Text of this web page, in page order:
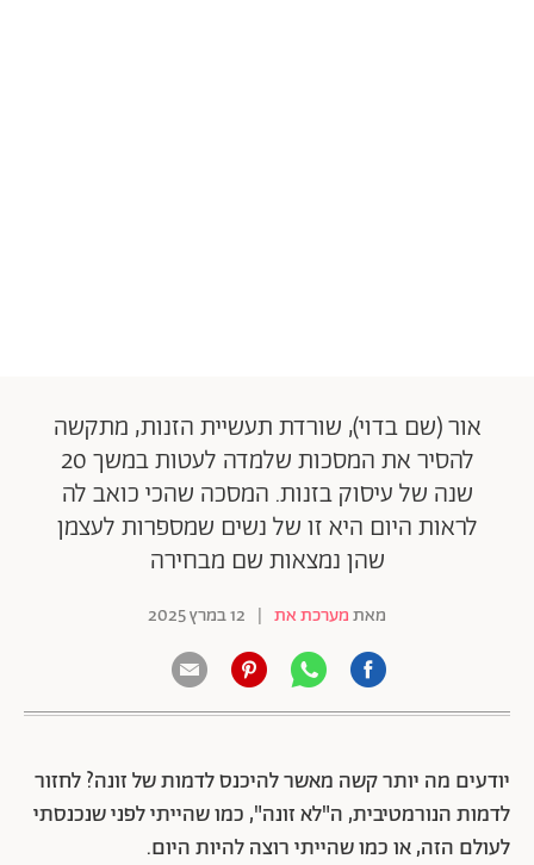
אור (שם בדוי), שורדת תעשיית הזנות, מתקשה
להסיר את המסכות שלמדה לעטות במשך 20
שנה של עיסוק בזנות. המסכה שהכי כואב לה
לראות היום היא זו של נשים שמספרות לעצמן
שהן נמצאות שם מבחירה
מאתמערכת את | 12 במרץ 2025
יודעים מה יותר קשה מאשר להיכנס לדמות של זונה? לחזור
לדמות הנורמטיבית, ה"לא זונה", כמו שהייתי לפני שנכנסתי
לעולם הזה, או כמו שהייתי רוצה להיות היום.